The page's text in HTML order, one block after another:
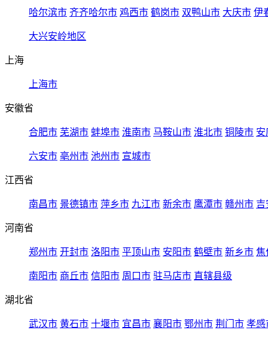
哈尔滨市 齐齐哈尔市 鸡西市 鹤岗市 双鸭山市 大庆市 伊
大兴安岭地区
上海
上海市
安徽省
合肥市 芜湖市 蚌埠市 淮南市 马鞍山市 淮北市 铜陵市 安
六安市 亳州市 池州市 宣城市
江西省
南昌市 景德镇市 萍乡市 九江市 新余市 鹰潭市 赣州市 吉
河南省
郑州市 开封市 洛阳市 平顶山市 安阳市 鹤壁市 新乡市 焦
南阳市 商丘市 信阳市 周口市 驻马店市 直辖县级
湖北省
武汉市 黄石市 十堰市 宜昌市 襄阳市 鄂州市 荆门市 孝感